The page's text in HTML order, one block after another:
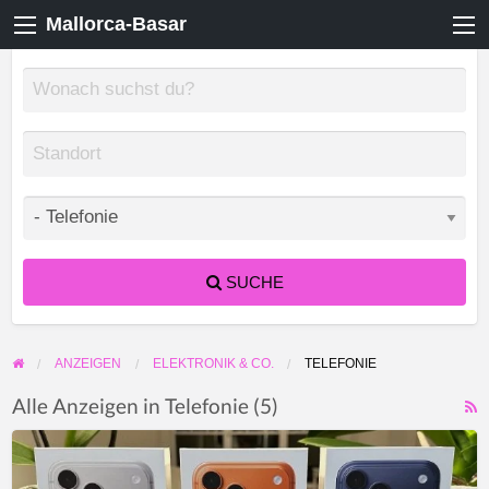
Mallorca-Basar
SUCHE
ANZEIGEN ELEKTRONIK & CO. TELEFONIE
Alle Anzeigen in Telefonie (5)
Großhändler
für